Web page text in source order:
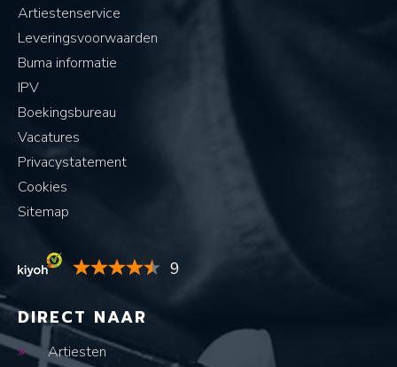
Artiestenservice
Leveringsvoorwaarden
Buma informatie
IPV
Boekingsbureau
Vacatures
Privacystatement
Cookies
Sitemap
9
DIRECT NAAR
Artiesten